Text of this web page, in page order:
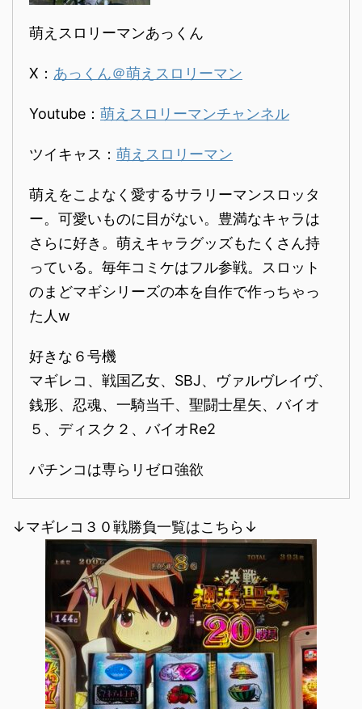
萌えスロリーマンあっくん
X： あっくん＠萌えスロリーマン
Youtube： 萌えスロリーマンチャンネル
ツイキャス： 萌えスロリーマン
萌えをこよなく愛するサラリーマンスロッタ
ー。可愛いものに目がない。豊満なキャラは
さらに好き。萌えキャラグッズもたくさん持
っている。毎年コミケはフル参戦。スロット
のまどマギシリーズの本を自作で作っちゃっ
た人w
好きな６号機
マギレコ、戦国乙女、SBJ、ヴァルヴレイヴ、
銭形、忍魂、一騎当千、聖闘士星矢、バイオ
５、ディスク２、バイオRe2
パチンコは専らリゼロ強欲
↓マギレコ３０戦勝負一覧はこちら↓